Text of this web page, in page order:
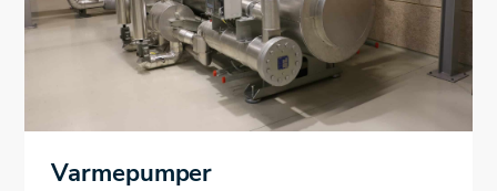
Varmepumper